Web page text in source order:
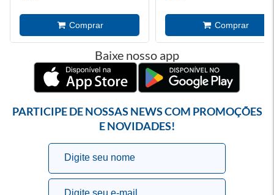
Baixe nosso app
PARTICIPE DE NOSSAS NEWS COM PROMOÇÕES
E NOVIDADES!